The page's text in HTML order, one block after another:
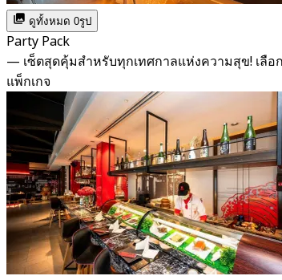
ดูทั้งหมด 0รูป
Party Pack
— เซ็ตสุดคุ้มสำหรับทุกเทศกาลแห่งความสุข! เลื
แพ็กเกจ